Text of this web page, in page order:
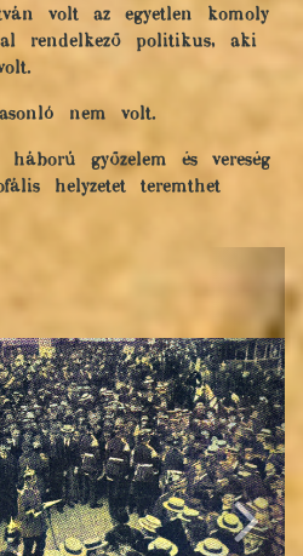
volt az egyetlen komoly
rendelkező politikus, aki
nem volt.
győzelem és vereség
helyzetet teremthet